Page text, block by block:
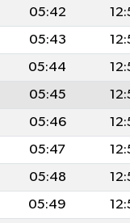
05:42
05:43
05:44
05:45
05:46
05:47
05:48
05:49